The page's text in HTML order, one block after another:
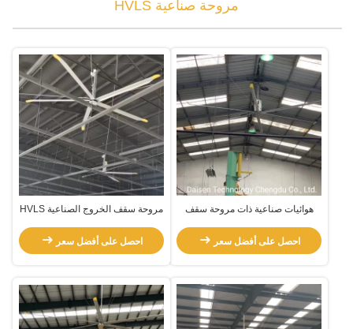
مروحة صناعية HVLS
هوائيات صناعية ذات مروحة سقف
احصل على أفضل سعر
مروحة سقف الخروج الصناعية HVLS
احصل على أفضل سعر